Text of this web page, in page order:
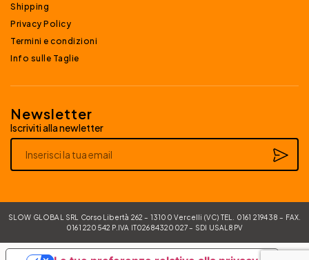
Shipping
Privacy Policy
Termini e condizioni
Info sulle Taglie
Newsletter
Iscriviti alla newletter
SLOW GLOBAL SRL Corso Libertà 262 – 13100 Vercelli (VC) TEL. 0161 219438 – FAX.
0161 220542 P.IVA IT02684320027 – SDI USAL8PV